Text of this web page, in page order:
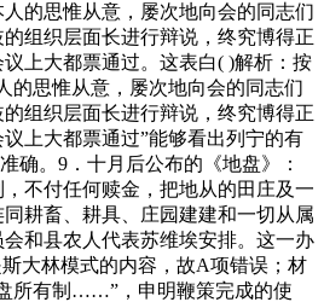
的思惟从意，屡次地向会的同志们
组织层面长进行辩说，终究博得正
上大都票通过。这表白( )解析：按
的思惟从意，屡次地向会的同志们
组织层面长进行辩说，终究博得正
上大都票通过”能够看出列宁的有
确。9．十月后公布的《地盘》：
不付任何赎金，把地从的田庄及一
耕畜、耕具、庄园建建和一切从属
和县农人代表苏维埃安排。这一办
大林模式的内容，故A项错误；材
所有制……”，申明鞭策完成的使